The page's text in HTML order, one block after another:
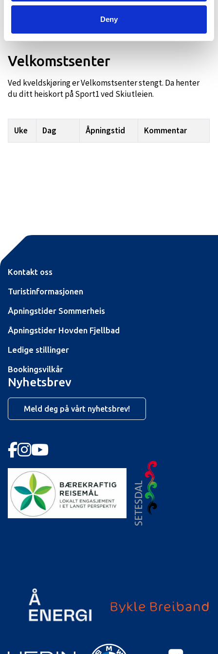
Deny
Velkomstsenter
Ved kveldskjøring er Velkomstsenter stengt. Da henter
du ditt heiskort på Sport1 ved Skiutleien.
Uke Dag Åpningstid Kommentar
Kontakt oss
Turistinformasjonen
Åpningstider Sommerheis
Åpningstider Hovden Fjellbad
Ledige stillinger
Bookingsvilkår
Nyhetsbrev
Meld deg på vårt nyhetsbrev!